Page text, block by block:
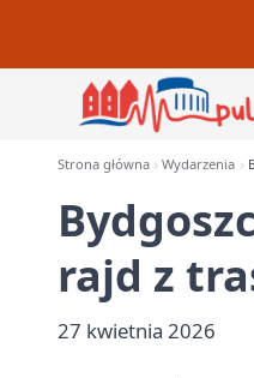
Strona główna Wydarzenia
rajd z
27 kwietnia 2026